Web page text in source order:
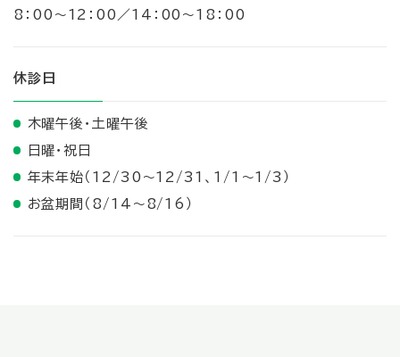
8：00～12：00／14：00～18：00
休診日
木曜午後・土曜午後
日曜・祝日
年末年始（12/30～12/31、1/1～1/3）
お盆期間（8/14～8/16）